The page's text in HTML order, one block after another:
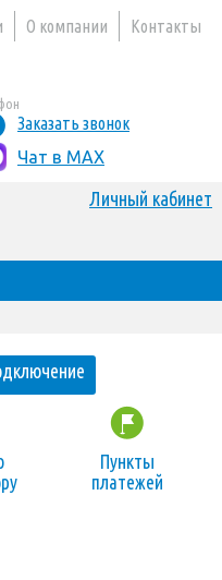
О компании Контакты
Заказать звонок
Чат в MAX
Личный кабинет
Пункты
платежей